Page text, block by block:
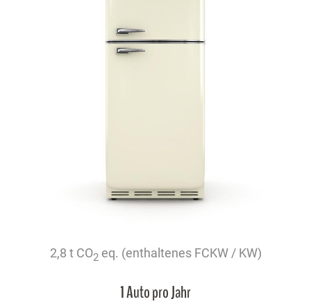
2,8 t CO2eq. (enthaltenes FCKW / KW)
1 Auto pro Jahr